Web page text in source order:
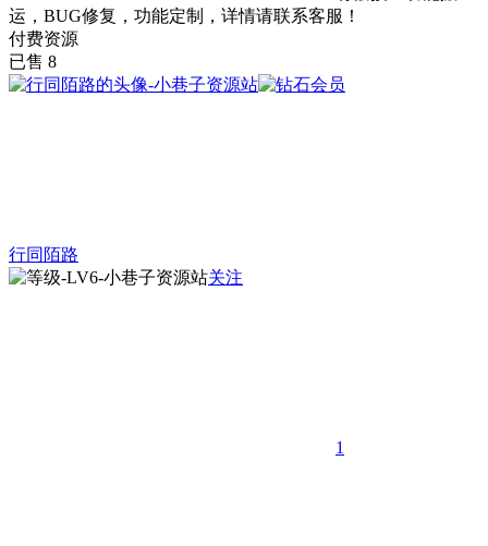
运，BUG修复，功能定制，详情请联系客服！
付费资源
已售 8
行同陌路
关注
1